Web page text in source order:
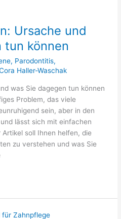
Ursache und
tun können
, Parodontitis,
Haller-Waschak
was Sie dagegen tun können
Problem, das viele
sein, aber in den
lässt sich mit einfachen
soll Ihnen helfen, die
zu verstehen und was Sie